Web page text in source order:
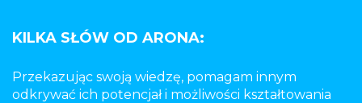
KILKA SŁÓW OD ARONA:
Przekazując swoją wiedzę, pomagam innym
odkrywać ich potencjał i możliwości kształtowania